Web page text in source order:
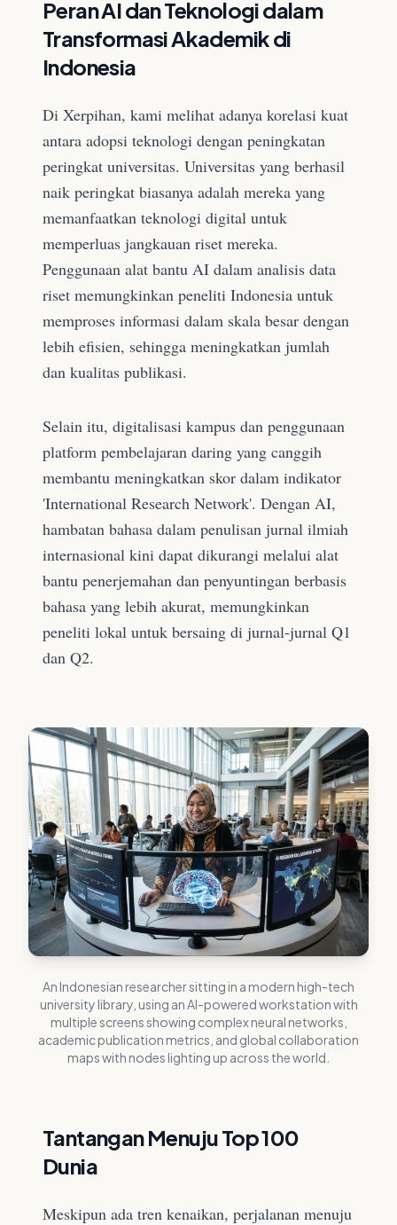
Peran AI dan Teknologi dalam
Transformasi Akademik di
Indonesia
Di Xerpihan, kami melihat adanya korelasi kuat
antara adopsi teknologi dengan peningkatan
peringkat universitas. Universitas yang berhasil
naik peringkat biasanya adalah mereka yang
memanfaatkan teknologi digital untuk
memperluas jangkauan riset mereka.
Penggunaan alat bantu AI dalam analisis data
riset memungkinkan peneliti Indonesia untuk
memproses informasi dalam skala besar dengan
lebih efisien, sehingga meningkatkan jumlah
dan kualitas publikasi.
Selain itu, digitalisasi kampus dan penggunaan
platform pembelajaran daring yang canggih
membantu meningkatkan skor dalam indikator
'International Research Network'. Dengan AI,
hambatan bahasa dalam penulisan jurnal ilmiah
internasional kini dapat dikurangi melalui alat
bantu penerjemahan dan penyuntingan berbasis
bahasa yang lebih akurat, memungkinkan
peneliti lokal untuk bersaing di jurnal-jurnal Q1
dan Q2.
An Indonesian researcher sitting in a modern high-tech
university library, using an AI-powered workstation with
multiple screens showing complex neural networks,
academic publication metrics, and global collaboration
maps with nodes lighting up across the world.
Tantangan Menuju Top 100
Dunia
Meskipun ada tren kenaikan, perjalanan menuju